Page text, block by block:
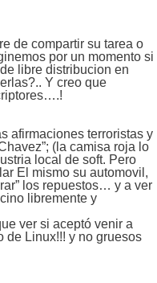
de compartir su tarea o
por un momento si
libre distribucion en
Y creo que
afirmaciones terroristas y
(la camisa roja lo
local de soft. Pero
El mismo su automovil,
los repuestos… y a ver
libremente y
ver si aceptó venir a
de Linux!!! y no gruesos